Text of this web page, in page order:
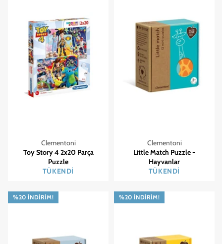
Clementoni
Toy Story 4 2x20 Parça
Puzzle
TÜKENDI
Clementoni
Little Match Puzzle -
Hayvanlar
TÜKENDI
%20 İNDIRIM! %20 İNDIRIM!